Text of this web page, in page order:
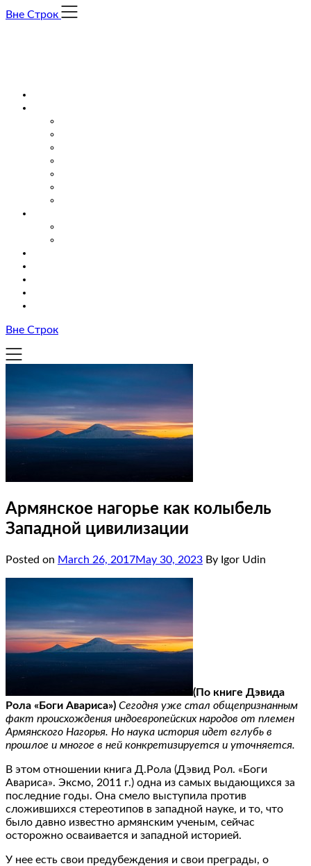
Skip
Вне Строк
Вне Строк
Армянское нагорье как колыбель
Западной цивилизации
Posted on March 26, 2017May 30, 2023 By Igor Udin
(По книге Дэвида
Рола «Боги Авариса») Сегодня уже стал общепризнанным
факт происхождения индоевропейских народов от племен
Армянского Нагорья. Но наука история идет вглубь в
прошлое и многое в ней конкретизируется и уточняется.
В этом отношении книга Д.Рола (Дэвид Рол. «Боги
Авариса». Эксмо, 2011 г.) одна из самых выдающихся за
последние годы. Она смело выступила против
сложившихся стереотипов в западной науке, и то, что
было давно известно армянским ученым, сейчас
осторожно осваивается и западной историей.
У нее есть свои предубеждения и свои преграды, о